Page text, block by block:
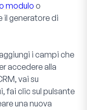
moduloo
il generatore di
i campi che
accedere alla
vai su
fai clic sul pulsante
una nuova